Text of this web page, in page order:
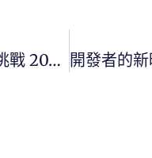
365攝影挑戰 20251118(二)322/365 Day3591